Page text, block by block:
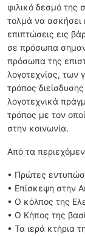
φιλικό δεσμό της
τολμά να ασκήσει
επιπτώσεις εις
σε πρόσωπα
πρόσωπα της
λογοτεχνίας, των
τρόπος
λογοτεχνικά
τρόπος με τον
στην κοινωνία.
Από τα
• Πρώτες
• Επίσκεψη στην
• Ο κόλπος της
• Ο Κήπος της
• Τα ιερά κτήρια